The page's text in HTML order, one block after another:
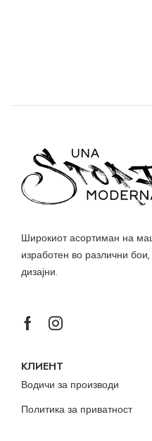
Широкиот асортиман на
изработен во различни
дизајни.
КЛИЕНТ
Водичи за производи
Политика за приватност